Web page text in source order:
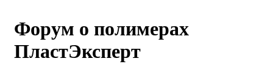
Форум о полимерах
ПластЭксперт